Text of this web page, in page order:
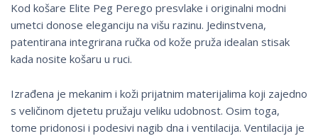
Kod košare Elite Peg Perego presvlake i originalni modni
umetci donose eleganciju na višu razinu. Jedinstvena,
patentirana integrirana ručka od kože pruža idealan stisak
kada nosite košaru u ruci.
Izrađena je mekanim i koži prijatnim materijalima koji zajedno
s veličinom djetetu pružaju veliku udobnost. Osim toga,
tome pridonosi i podesivi nagib dna i ventilacija. Ventilacija je